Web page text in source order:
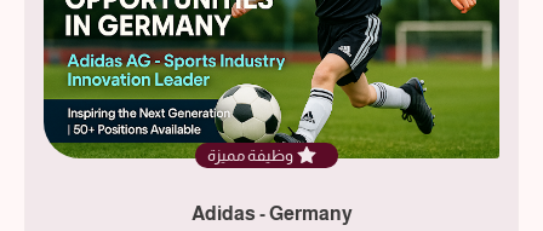
وظيفة مميزة
Adidas - Germany